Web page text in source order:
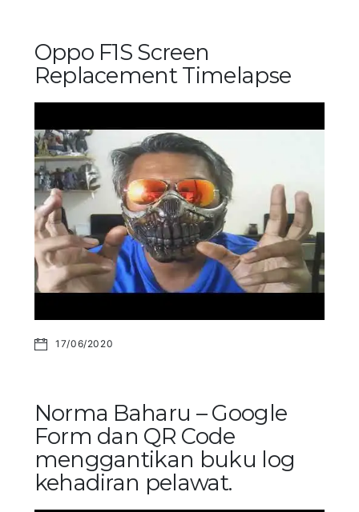
Oppo F1S Screen
Replacement Timelapse
17/06/2020
Norma Baharu – Google
Form dan QR Code
menggantikan buku log
kehadiran pelawat.